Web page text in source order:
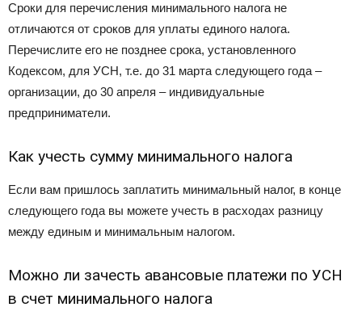
Сроки для перечисления минимального налога не
отличаются от сроков для уплаты единого налога.
Перечислите его не позднее срока, установленного
Кодексом, для УСН, т.е. до 31 марта следующего года –
организации, до 30 апреля – индивидуальные
предприниматели.
Как учесть сумму минимального налога
Если вам пришлось заплатить минимальный налог, в конце
следующего года вы можете учесть в расходах разницу
между единым и минимальным налогом.
Можно ли зачесть авансовые платежи по УСН
в счет минимального налога